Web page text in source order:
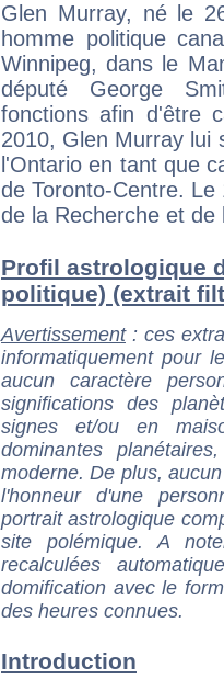
Glen Murray, né le
homme politique
Winnipeg, dans le
député George
fonctions afin d'être
2010, Glen Murray lui
l'Ontario en tant que
de Toronto-Centre.
de la Recherche et
Profil astrologique
politique) (extrait
Avertissement: ces
informatiquement pour
aucun caractère
significations des
signes et/ou en
dominantes
moderne. De plus,
l'honneur d'une
portrait astrologique
site polémique. A
recalculées
domification avec le
des heures connues.
Introduction